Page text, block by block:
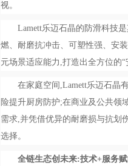
视。
Lamett乐迈石晶的防滑科技
燃、耐磨抗冲击、可塑性强、安
元场景适应能力,打造出全方位的“
在家庭空间,Lamett乐迈石晶
险提升厨房防护;在商业及公共领
需求,并凭借优异的耐磨损与抗划
选择。
全链生态创未来:技术+服务